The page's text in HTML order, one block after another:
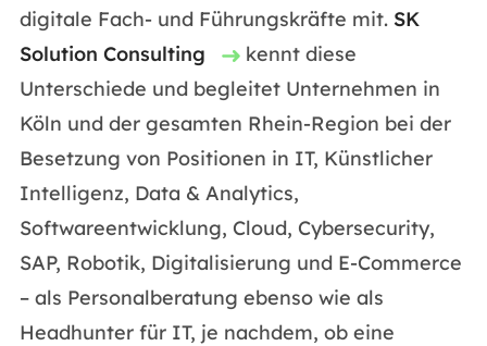
digitale Fach- und Führungskräfte mit. SK
Solution Consulting
kennt diese
Unterschiede und begleitet Unternehmen in
Köln und der gesamten Rhein-Region bei der
Besetzung von Positionen in IT, Künstlicher
Intelligenz, Data & Analytics,
Softwareentwicklung, Cloud, Cybersecurity,
SAP, Robotik, Digitalisierung und E-Commerce
– als Personalberatung ebenso wie als
Headhunter für IT, je nachdem, ob eine